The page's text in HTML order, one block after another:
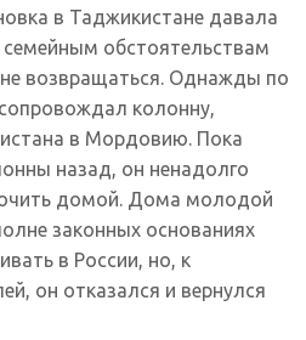
в Таджикистане давала
обстоятельствам
возвращаться. Однажды по
колонну,
в Мордовию. Пока
назад, он ненадолго
домой. Дома молодой
законных основаниях
в России, но, к
он отказался и вернулся